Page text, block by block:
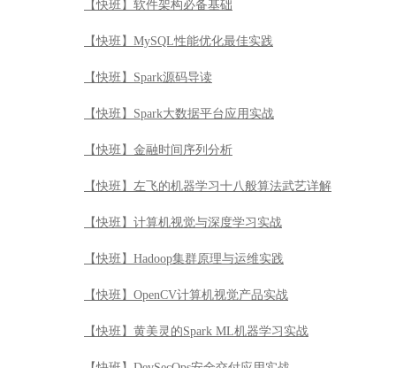
【快班】软件架构必备基础
【快班】MySQL性能优化最佳实践
【快班】Spark源码导读
【快班】Spark大数据平台应用实战
【快班】金融时间序列分析
【快班】左飞的机器学习十八般算法武艺详解
【快班】计算机视觉与深度学习实战
【快班】Hadoop集群原理与运维实践
【快班】OpenCV计算机视觉产品实战
【快班】黄美灵的Spark ML机器学习实战